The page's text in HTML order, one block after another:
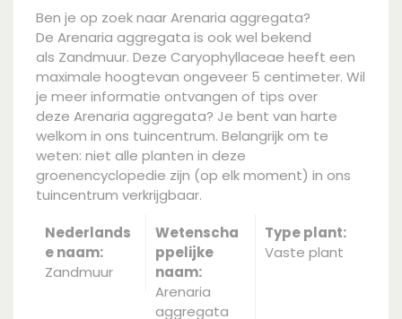
Ben je op zoek naar Arenaria aggregata?
De Arenaria aggregata is ook wel bekend
als Zandmuur. Deze Caryophyllaceae heeft een
maximale hoogtevan ongeveer 5 centimeter. Wil
je meer informatie ontvangen of tips over
deze Arenaria aggregata? Je bent van harte
welkom in ons tuincentrum. Belangrijk om te
weten: niet alle planten in deze
groenencyclopedie zijn (op elk moment) in ons
tuincentrum verkrijgbaar.
Nederlands
e naam:
Zandmuur
Wetenscha
ppelijke
naam:
Arenaria
aggregata
Type plant:
Vaste plant